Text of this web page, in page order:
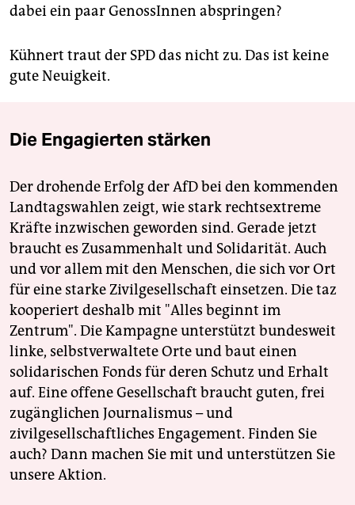
dabei ein paar GenossInnen abspringen?
Kühnert traut der SPD das nicht zu. Das ist keine
gute Neuigkeit.
Die Engagierten stärken
Der drohende Erfolg der AfD bei den kommenden
Landtagswahlen zeigt, wie stark rechtsextreme
Kräfte inzwischen geworden sind. Gerade jetzt
braucht es Zusammenhalt und Solidarität. Auch
und vor allem mit den Menschen, die sich vor Ort
für eine starke Zivilgesellschaft einsetzen. Die taz
kooperiert deshalb mit "Alles beginnt im
Zentrum". Die Kampagne unterstützt bundesweit
linke, selbstverwaltete Orte und baut einen
solidarischen Fonds für deren Schutz und Erhalt
auf. Eine offene Gesellschaft braucht guten, frei
zugänglichen Journalismus – und
zivilgesellschaftliches Engagement. Finden Sie
auch? Dann machen Sie mit und unterstützen Sie
unsere Aktion.